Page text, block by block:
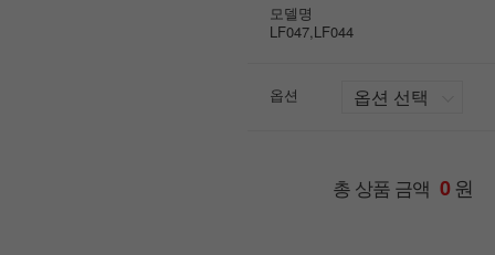
모델명
LF047,LF044
옵션
총 상품 금액 0원